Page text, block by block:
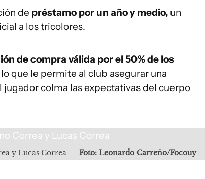
de préstamo por un año y medio, un
a los tricolores.
de compra válida por el 50% de los
lo que le permite al club asegurar una
colma las expectativas del cuerpo
y Lucas Correa Foto: Leonardo Carreño/Focouy